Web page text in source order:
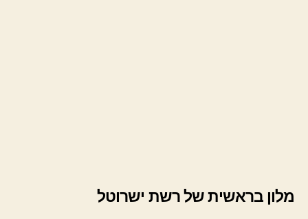
מלון בראשית של רשת ישרוטל